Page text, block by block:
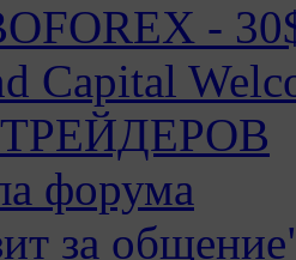
-
Capital
форума
за